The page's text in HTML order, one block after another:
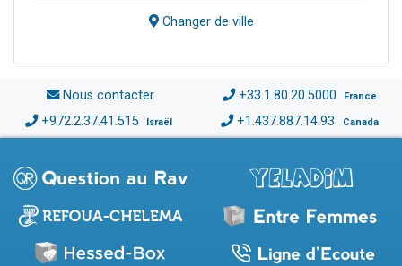
Changer de ville
Nous contacter +33.1.80.20.5000 France
+972.2.37.41.515 Israël +1.437.887.14.93 Canada